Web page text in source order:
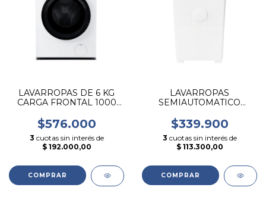
LAVARROPAS DE 6 KG
CARGA FRONTAL 1000
$576.000
3 cuotas sin interés de
$ 192.000,00
LAVARROPAS
SEMIAUTOMATICO
SUPERIOR
$339.900
3 cuotas sin interés de
$ 113.300,00